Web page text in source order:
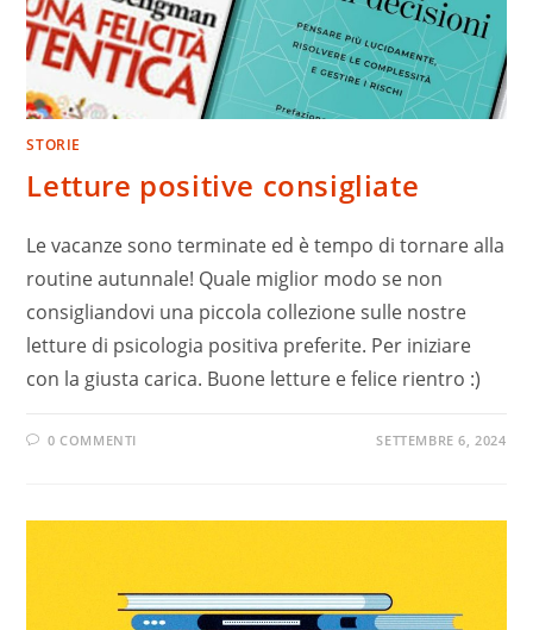
STORIE
Letture positive consigliate
Le vacanze sono terminate ed è tempo di tornare alla
routine autunnale! Quale miglior modo se non
consigliandovi una piccola collezione sulle nostre
letture di psicologia positiva preferite. Per iniziare
con la giusta carica. Buone letture e felice rientro :)
0 COMMENTI SETTEMBRE 6, 2024